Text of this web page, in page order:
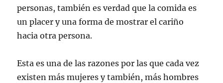
personas, también es verdad que la comida es
un placer y una forma de mostrar el cariño
hacia otra persona.
Esta es una de las razones por las que cada vez
existen más mujeres y también, más hombres